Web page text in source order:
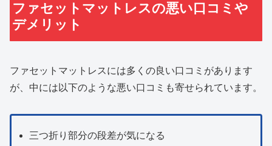
ファセットマットレスの悪い口コミや
デメリット
ファセットマットレスには多くの良い口コミがあります
が、中には以下のような悪い口コミも寄せられています。
三つ折り部分の段差が気になる